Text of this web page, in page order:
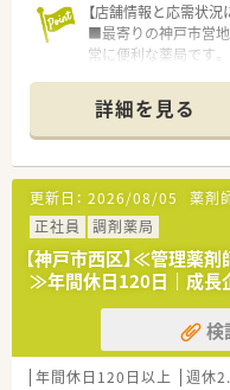
医学・薬学知識から
など多岐に渡る講座
＼ 休日・福利厚生
■年間休日120日以上
■残業時間は、［全店
バランスが充実♪
■ほとんどの店舗で
間］の週40時間シフト
■住宅手当は、賃貸
あり（20～30代）
＼ こんなところも
■産休・育休取得実績
時短勤務も最長、小
■店舗異動に関して
1店舗に腰を置いて
い考えです。
【店舗情報と応需状況
■最寄りの神戸市営
常に便利な薬局です。
枚数は約200枚です。
■薬剤師8名と事務員
業務に取り組めます。
【募集背景と求める人
■患者様へのサービ
補充のための募集です。
■患者様を第一に考え
る方を求めています。
■在宅業務も行うため
を歓迎しています。
【法人特徴について】
■神戸市を中心に兵
詳細を見る
更新日： 2026/08/05 薬剤
正社員
調剤薬局
【神戸市西区】≪管理薬
≫年間休日120日｜成長
検
年間休日120日以上 週休